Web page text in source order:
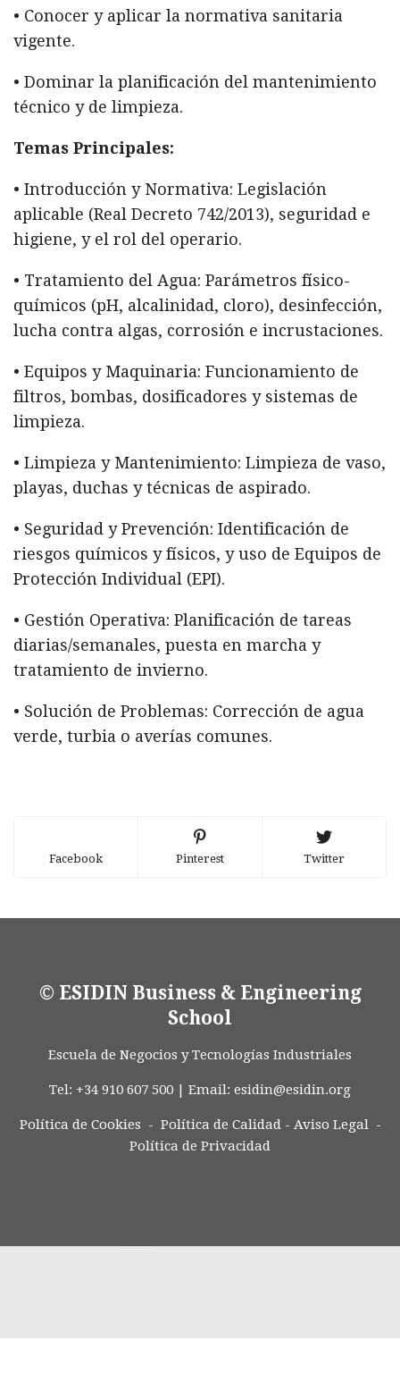
• Conocer y aplicar la normativa sanitaria
vigente.
• Dominar la planificación del mantenimiento
técnico y de limpieza.
Temas Principales:
• Introducción y Normativa: Legislación
aplicable (Real Decreto 742/2013), seguridad e
higiene, y el rol del operario.
• Tratamiento del Agua: Parámetros físico-
químicos (pH, alcalinidad, cloro), desinfección,
lucha contra algas, corrosión e incrustaciones.
• Equipos y Maquinaria: Funcionamiento de
filtros, bombas, dosificadores y sistemas de
limpieza.
• Limpieza y Mantenimiento: Limpieza de vaso,
playas, duchas y técnicas de aspirado.
• Seguridad y Prevención: Identificación de
riesgos químicos y físicos, y uso de Equipos de
Protección Individual (EPI).
• Gestión Operativa: Planificación de tareas
diarias/semanales, puesta en marcha y
tratamiento de invierno.
• Solución de Problemas: Corrección de agua
verde, turbia o averías comunes.
Facebook Pinterest Twitter
© ESIDIN Business & Engineering
School
Escuela de Negocios y Tecnologías Industriales
Tel: +34 910 607 500 | Email: esidin@esidin.org
Política de Cookies - Política de Calidad- Aviso Legal-
Política de Privacidad